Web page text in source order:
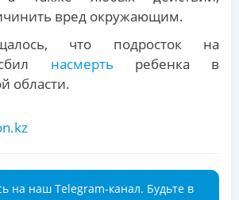
вред окружающим.
что подросток на
насмерть ребенка в
области.
на наш Telegram-канал. Будьте в